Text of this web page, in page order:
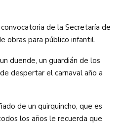
de la Secretaría de
obras para público infantil.
duende, un guardián de los
despertar el carnaval año a
de un quirquincho, que es
los años le recuerda que